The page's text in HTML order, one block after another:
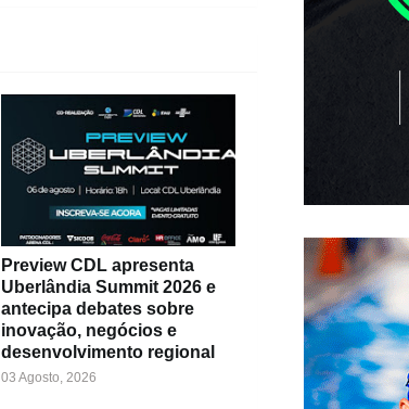
Preview CDL apresenta
Uberlândia Summit 2026 e
antecipa debates sobre
inovação, negócios e
desenvolvimento regional
03 Agosto, 2026